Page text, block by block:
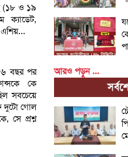
(১৮ ও ১৯
ক্যাডেট,
বছর পর
কে
সবচেয়ে
দুটো গোল
সে প্রশ্ন
আরও পড়ুন ...